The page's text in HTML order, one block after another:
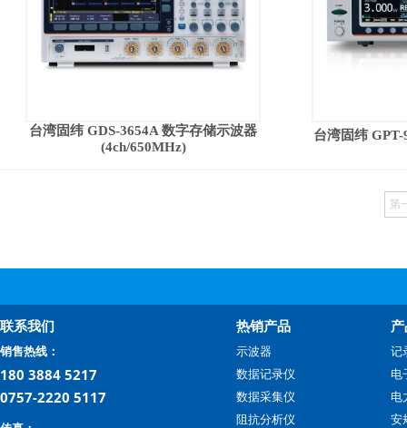
台湾固纬 GDS-3654A 数字存储示波器
(4ch/650MHz)
台湾固纬
第
联系我们
销售热线：
180 3884 5217
0757-2220 5117
热销产品
示波器
数据记录仪
数据采集仪
阻抗分析仪
记
电
电
安